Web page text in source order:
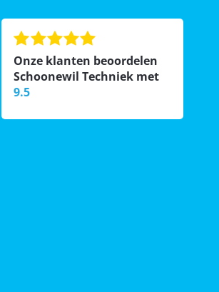
Onze klanten beoordelen
Schoonewil Techniek met
9.5